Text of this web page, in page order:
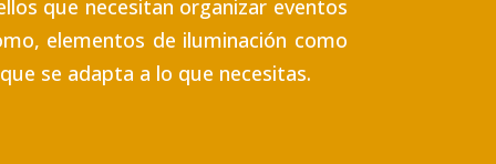
que necesitan organizar eventos
elementos de iluminación como
se adapta a lo que necesitas.